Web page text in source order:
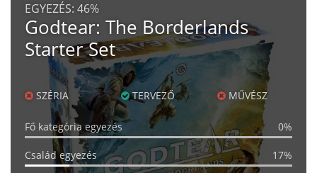
EGYEZÉS: 46%
Godtear: The Borderlands
Starter Set
SZÉRIA TERVEZŐ MŰVÉSZ
Fő kategória egyezés 0%
Család egyezés 17%